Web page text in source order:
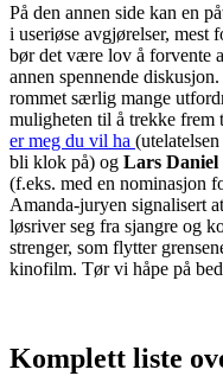
På den annen side kan en
i useriøse avgjørelser, mest
bør det være lov å forvente
annen spennende
rommet særlig mange
muligheten til å trekke frem
er meg du vil ha
bli klok på) og Lars Daniel
(f.eks. med en nominasjon
Amanda-juryen signalisert
løsriver seg fra sjangre og
strenger, som flytter
kinofilm. Tør vi håpe på
Komplett liste